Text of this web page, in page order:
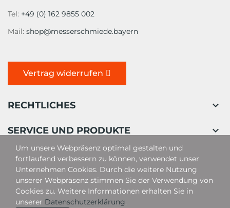
Tel: +49 (0) 162 9855 002
Mail: shop@messerschmiede.bayern
Vertrag widerrufen
RECHTLICHES 
SERVICE UND PRODUKTE 
Um unsere Webpräsenz optimal gestalten und
fortlaufend verbessern zu können, verwendet unser
Unternehmen Cookies. Durch die weitere Nutzung
unserer Webpräsenz stimmen Sie der Verwendung von
Cookies zu. Weitere Informationen erhalten Sie in
unserer Datenschutzerklärung.